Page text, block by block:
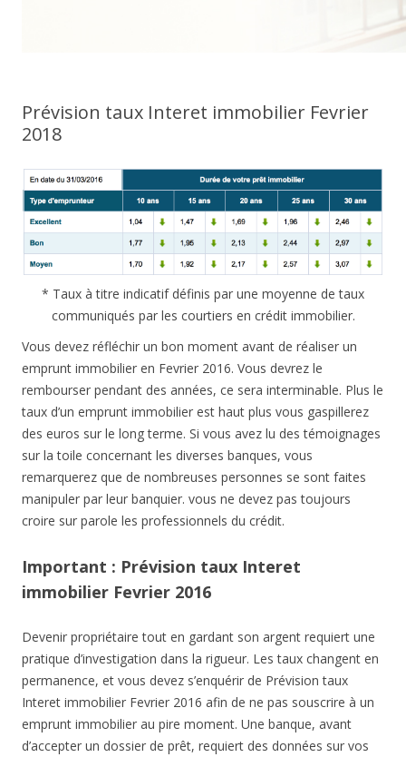
Prévision taux Interet immobilier Fevrier
2018
* Taux à titre indicatif définis par une moyenne de taux
communiqués par les courtiers en crédit immobilier.
Vous devez réfléchir un bon moment avant de réaliser un
emprunt immobilier en Fevrier 2016. Vous devrez le
rembourser pendant des années, ce sera interminable. Plus le
taux d’un emprunt immobilier est haut plus vous gaspillerez
des euros sur le long terme. Si vous avez lu des témoignages
sur la toile concernant les diverses banques, vous
remarquerez que de nombreuses personnes se sont faites
manipuler par leur banquier. vous ne devez pas toujours
croire sur parole les professionnels du crédit.
Important : Prévision taux Interet
immobilier Fevrier 2016
Devenir propriétaire tout en gardant son argent requiert une
pratique d’investigation dans la rigueur. Les taux changent en
permanence, et vous devez s’enquérir de Prévision taux
Interet immobilier Fevrier 2016 afin de ne pas souscrire à un
emprunt immobilier au pire moment. Une banque, avant
d’accepter un dossier de prêt, requiert des données sur vos